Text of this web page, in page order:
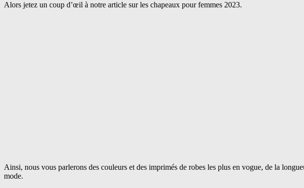
Alors jetez un coup d’œil à notre article sur les chapeaux pour femmes 2023.
Ainsi, nous vous parlerons des couleurs et des imprimés de robes les plus en vogue, de la
mode.